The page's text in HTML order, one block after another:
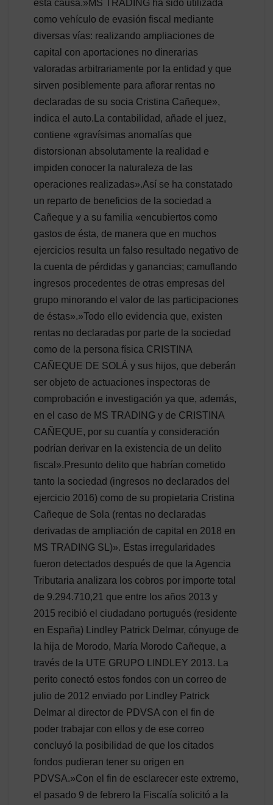
esta causa.»MS TRADING ha sido utilizada
como vehículo de evasión fiscal mediante
diversas vías: realizando ampliaciones de
capital con aportaciones no dinerarias
valoradas arbitrariamente por la entidad y que
sirven posiblemente para aflorar rentas no
declaradas de su socia Cristina Cañeque»,
indica el auto.La contabilidad, añade el juez,
contiene «gravísimas anomalías que
distorsionan absolutamente la realidad e
impiden conocer la naturaleza de las
operaciones realizadas».Así se ha constatado
un reparto de beneficios de la sociedad a
Cañeque y a su familia «encubiertos como
gastos de ésta, de manera que en muchos
ejercicios resulta un falso resultado negativo de
la cuenta de pérdidas y ganancias; camuflando
ingresos procedentes de otras empresas del
grupo minorando el valor de las participaciones
de éstas».»Todo ello evidencia que, existen
rentas no declaradas por parte de la sociedad
como de la persona física CRISTINA
CAÑEQUE DE SOLÁ y sus hijos, que deberán
ser objeto de actuaciones inspectoras de
comprobación e investigación ya que, además,
en el caso de MS TRADING y de CRISTINA
CAÑEQUE, por su cuantía y consideración
podrían derivar en la existencia de un delito
fiscal».Presunto delito que habrían cometido
tanto la sociedad (ingresos no declarados del
ejercicio 2016) como de su propietaria Cristina
Cañeque de Sola (rentas no declaradas
derivadas de ampliación de capital en 2018 en
MS TRADING SL)». Estas irregularidades
fueron detectados después de que la Agencia
Tributaria analizara los cobros por importe total
de 9.294.710,21 que entre los años 2013 y
2015 recibió el ciudadano portugués (residente
en España) Lindley Patrick Delmar, cónyuge de
la hija de Morodo, María Morodo Cañeque, a
través de la UTE GRUPO LINDLEY 2013. La
perito conectó estos fondos con un correo de
julio de 2012 enviado por Lindley Patrick
Delmar al director de PDVSA con el fin de
poder trabajar con ellos y de ese correo
concluyó la posibilidad de que los citados
fondos pudieran tener su origen en
PDVSA.»Con el fin de esclarecer este extremo,
el pasado 9 de febrero la Fiscalía solicitó a la